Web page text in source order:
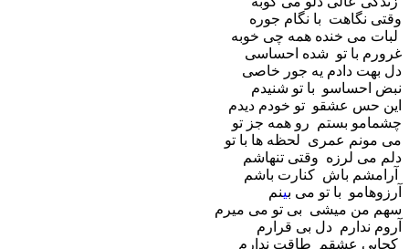
وقتی نگاهت با نگام جوره
لبات می خنده همه چی خوبه
غرورم با تو شده احساسی
دل بهت دادم یه جور خاصی
نبض احساسو با تو شنیدم
این حس عشقو تو خودم دیدم
چشمامو بستم رو همه جز تو
می مونم عمری لحظه ها با تو
دلم می لرزه وقتی تنهاشم
آرامشم باش کنارت باشم
آرزوهامو با تو می بینم
سهم من میشی بی تو می میرم
آروم ندارم دل بی قرارم
کجایی عشقم طاقت ندارم